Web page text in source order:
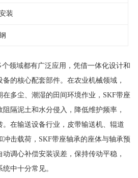
装
领域都有广泛应用，凭借一体化设计和
的核心配套部件。在农业机械领域，
多尘、潮湿的田间环境作业，SKF带座
隔泥土和水分侵入，降低维护频率，
在输送设备行业，皮带输送机、辊道
击载荷，SKF带座轴承的座体与轴承预
调心补偿安装误差，保持传动平稳，
中十分常见。